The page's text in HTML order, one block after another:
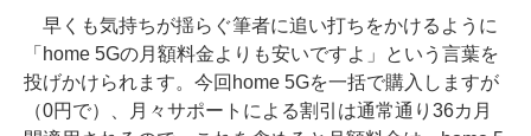
早くも気持ちが揺らぐ筆者に追い打ちをかけるように
「home 5Gの月額料金よりも安いですよ」という言葉を
投げかけられます。今回home 5Gを一括で購入しますが
（0円で）、月々サポートによる割引は通常通り36カ月